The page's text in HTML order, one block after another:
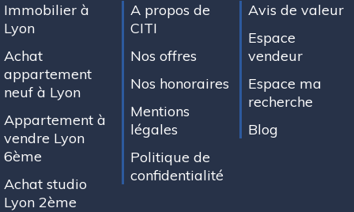
Immobilier à
Lyon
Achat
appartement
neuf à Lyon
Appartement à
vendre Lyon
6ème
Achat studio
Lyon 2ème
A propos de
CITI
Nos offres
Nos honoraires
Mentions
légales
Politique de
confidentialité
Avis de valeur
Espace
vendeur
Espace ma
recherche
Blog